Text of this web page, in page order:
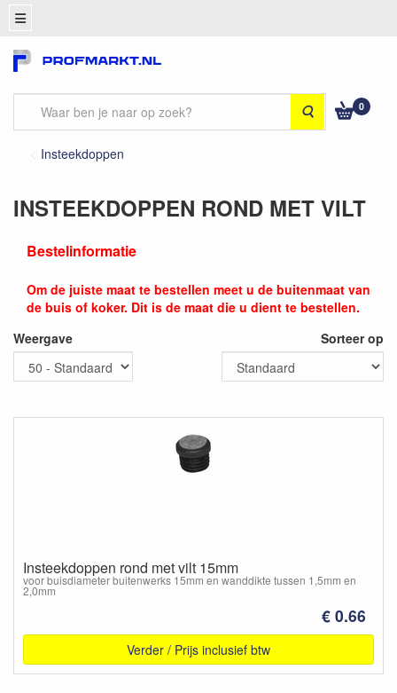
Zoeken 0
Insteekdoppen
INSTEEKDOPPEN ROND MET VILT
Bestelinformatie
Om de juiste maat te bestellen meet u de buitenmaat van
de buis of koker. Dit is de maat die u dient te bestellen.
Weergave
Sorteer op
Insteekdoppen rond met vilt 15mm
voor buisdiameter buitenwerks 15mm en wanddikte tussen 1,5mm en
2,0mm
€ 0.66
Verder / Prijs inclusief btw